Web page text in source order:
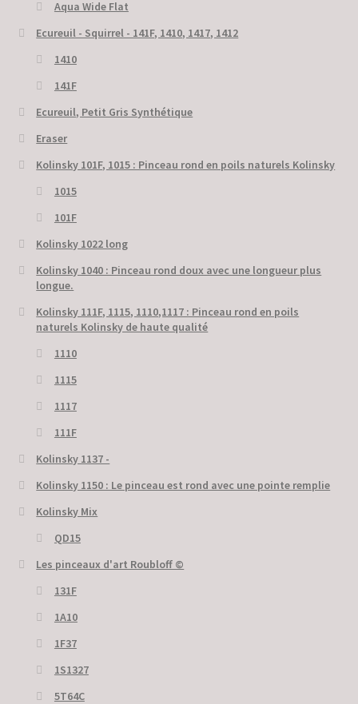
Aqua Wide Flat
Ecureuil - Squirrel - 141F, 1410, 1417, 1412
1410
141F
Ecureuil, Petit Gris Synthétique
Eraser
Kolinsky 101F, 1015 : Pinceau rond en poils naturels Kolinsky
1015
101F
Kolinsky 1022 long
Kolinsky 1040 : Pinceau rond doux avec une longueur plus
longue.
Kolinsky 111F, 1115, 1110,1117 : Pinceau rond en poils
naturels Kolinsky de haute qualité
1110
1115
1117
111F
Kolinsky 1137 -
Kolinsky 1150 : Le pinceau est rond avec une pointe remplie
Kolinsky Mix
QD15
Les pinceaux d'art Roubloff ©
131F
1A10
1F37
1S1327
5T64C